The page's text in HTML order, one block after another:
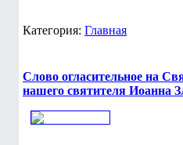
Категория: Главная
Слово огласительное на
нашего святителя Иоанна